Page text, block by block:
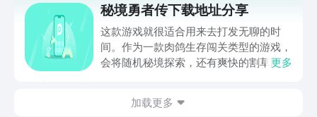
app进行下载会更加方便，九游是手游福
利最多的游戏平台，在这里不仅能够看到
游戏资源，还能及时查看后续的消息、活
动内容等相关信息。
秘境勇者传下载地址分享
这款游戏就很适合用来去打发无聊的时
间。作为一款肉鸽生存闯关类型的游戏，
会将随机秘境探索，还有爽快的割草闯关
接就可以下载。游戏的上手门槛还是比较
更多
加载更多